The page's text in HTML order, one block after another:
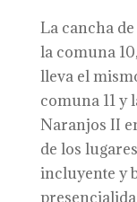
La cancha
la comuna
lleva el
comuna 11 y
Naranjos II
de los
incluyente y